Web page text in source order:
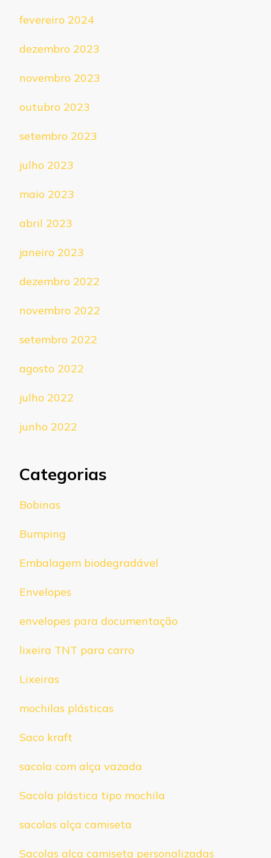
fevereiro 2024
dezembro 2023
novembro 2023
outubro 2023
setembro 2023
julho 2023
maio 2023
abril 2023
janeiro 2023
dezembro 2022
novembro 2022
setembro 2022
agosto 2022
julho 2022
junho 2022
Categorias
Bobinas
Bumping
Embalagem biodegradável
Envelopes
envelopes para documentação
lixeira TNT para carro
Lixeiras
mochilas plásticas
Saco kraft
sacola com alça vazada
Sacola plástica tipo mochila
sacolas alça camiseta
Sacolas alça camiseta personalizadas